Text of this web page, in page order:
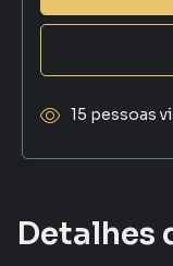
Detalhes
15 pessoas